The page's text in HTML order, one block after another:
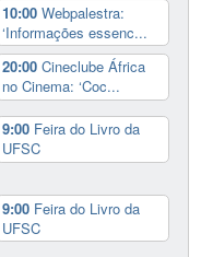
10:00Webpalestra:
‘Informações essenc...
20:00Cineclube África
no Cinema: ‘Coc...
9:00 Feira do Livro da
UFSC
9:00 Feira do Livro da
UFSC